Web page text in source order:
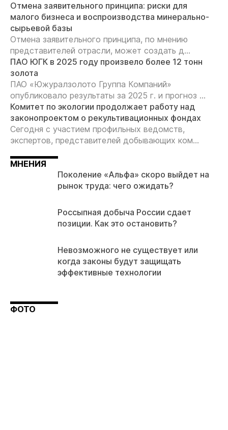
Отмена заявительного принципа: риски для
малого бизнеса и воспроизводства минерально-
сырьевой базы
Отмена заявительного принципа, по мнению
представителей отрасли, может создать д...
ПАО ЮГК в 2025 году произвело более 12 тонн
золота
ПАО «Южуралзолото Группа Компаний»
опубликовало результаты за 2025 г. и прогноз ...
Комитет по экологии продолжает работу над
законопроектом о рекультивационных фондах
Сегодня с участием профильных ведомств,
экспертов, представителей добывающих ком...
МНЕНИЯ
Поколение «Альфа» скоро выйдет на
рынок труда: чего ожидать?
Россыпная добыча России сдает
позиции. Как это остановить?
Невозможного не существует или
когда законы будут защищать
эффективные технологии
ФОТО